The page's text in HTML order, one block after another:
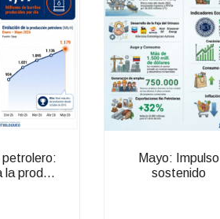
petrolero:
la prod...
Mayo: Impulso
sostenido